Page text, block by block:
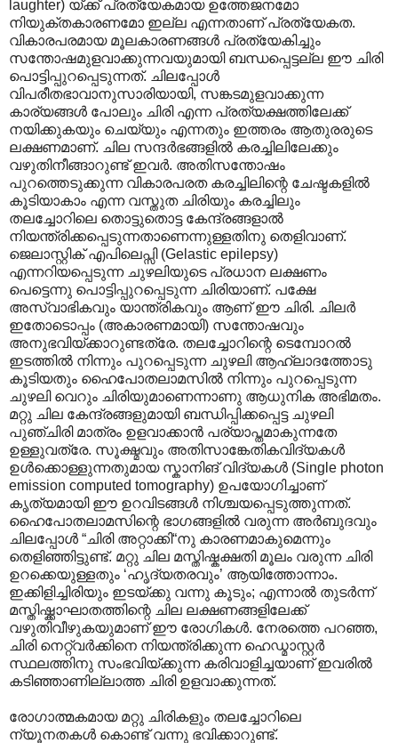
laughter) യ്ക്ക് പ്രത്യേകമായ ഉത്തേജനമോ
നിയുക്തകാരണമോ ഇല്ല എന്നതാണ് പ്രത്യേകത.
വികാരപരമായ മൂലകാരണങ്ങൾ പ്രത്യേകിച്ചും
സന്തോഷമുളവാക്കുന്നവയുമായി ബന്ധപ്പെട്ടല്ല ഈ ചിരി
പൊട്ടിപ്പുറപ്പെടുന്നത്. ചിലപ്പോൾ
വിപരീതഭാവാനുസാരിയായി, സങ്കടമുളവാക്കുന്ന
കാര്യങ്ങൾ പോലും ചിരി എന്ന പ്രത്യക്ഷത്തിലേക്ക്
നയിക്കുകയും ചെയ്യും എന്നതും ഇത്തരം ആതുരരുടെ
ലക്ഷണമാണ്. ചില സന്ദർഭങ്ങളിൽ കരച്ചിലിലേക്കും
വഴുതിനീങ്ങാറുണ്ട് ഇവർ. അതിസന്തോഷം
പുറത്തെടുക്കുന്ന വികാരപരത കരച്ചിലിന്റെ ചേഷ്ടകളിൽ
കൂടിയാകാം എന്ന വസ്തുത ചിരിയും കരച്ചിലും
തലച്ചോറിലെ തൊട്ടുതൊട്ട കേന്ദ്രങ്ങളാൽ
നിയന്ത്രിക്കപ്പെടുന്നതാണെന്നുള്ളതിനു തെളിവാണ്.
ജെലാസ്റ്റിക് എപിലെപ്സി (Gelastic epilepsy)
എന്നറിയപ്പെടുന്ന ചുഴലിയുടെ പ്രധാന ലക്ഷണം
പെട്ടെന്നു പൊട്ടിപ്പുറപ്പെടുന്ന ചിരിയാണ്. പക്ഷേ
അസ്വാഭികവും യാന്ത്രികവും ആണ് ഈ ചിരി. ചിലർ
ഇതോടൊപ്പം (അകാരണമായി) സന്തോഷവും
അനുഭവിയ്ക്കാറുണ്ടത്രേ. തലച്ചോറിന്റെ ടെമ്പോറൽ
ഇടത്തിൽ നിന്നും പുറപ്പെടുന്ന ചുഴലി ആഹ്ലാദത്തോടു
കൂടിയതും ഹൈപോതലാമസിൽ നിന്നും പുറപ്പെടുന്ന
ചുഴലി വെറും ചിരിയുമാണെന്നാണു ആധുനിക അഭിമതം.
മറ്റു ചില കേന്ദ്രങ്ങളുമായി ബന്ധിപ്പിക്കപ്പെട്ട ചുഴലി
പുഞ്ചിരി മാത്രം ഉളവാക്കാൻ പര്യാപ്തമാകുന്നതേ
ഉള്ളുവത്രേ. സൂക്ഷ്മവും അതിസാങ്കേതികവിദ്യകൾ
ഉൾക്കൊള്ളുന്നതുമായ സ്കാനിങ് വിദ്യകൾ (Single photon
emission computed tomography) ഉപയോഗിച്ചാണ്
കൃത്യമായി ഈ ഉറവിടങ്ങൾ നിശ്ചയപ്പെടുത്തുന്നത്.
ഹൈപോതലാമസിന്റെ ഭാഗങ്ങളിൽ വരുന്ന അർബുദവും
ചിലപ്പോൾ “ചിരി അറ്റാക്കി“നു കാരണമാകുമെന്നും
തെളിഞ്ഞിട്ടുണ്ട്. മറ്റു ചില മസ്തിഷ്കക്ഷതി മൂലം വരുന്ന ചിരി
ഉറക്കെയുള്ളതും ‘ഹൃദ്യതരവും’ ആയിത്തോന്നാം.
ഇക്കിളിച്ചിരിയും ഇടയ്ക്കു വന്നു കൂടും; എന്നാൽ തുടർന്ന്
മസ്തിഷ്ക്കാഘാതത്തിന്റെ ചില ലക്ഷണങ്ങളിലേക്ക്
വഴുതിവീഴുകയുമാണ് ഈ രോഗികൾ. നേരത്തെ പറഞ്ഞ,
ചിരി നെറ്റ്വർക്കിനെ നിയന്ത്രിക്കുന്ന ഹെഡ്മാസ്റ്റർ
സ്ഥലത്തിനു സംഭവിയ്ക്കുന്ന കരിവാളിച്ചയാണ് ഇവരിൽ
കടിഞ്ഞാണില്ലാത്ത ചിരി ഉളവാക്കുന്നത്.
രോഗാത്മകമായ മറ്റു ചിരികളും തലച്ചോറിലെ
ന്യൂനതകൾ കൊണ്ട് വന്നു ഭവിക്കാറുണ്ട്.